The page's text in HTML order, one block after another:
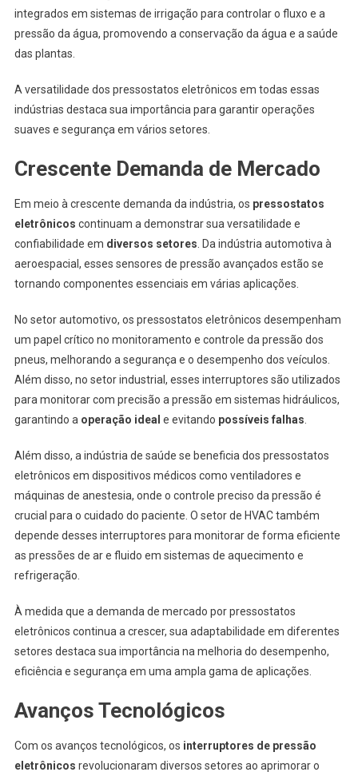
integrados em sistemas de irrigação para controlar o fluxo e a
pressão da água, promovendo a conservação da água e a saúde
das plantas.
A versatilidade dos pressostatos eletrônicos em todas essas
indústrias destaca sua importância para garantir operações
suaves e segurança em vários setores.
Crescente Demanda de Mercado
Em meio à crescente demanda da indústria, os pressostatos
eletrônicos continuam a demonstrar sua versatilidade e
confiabilidade em diversos setores. Da indústria automotiva à
aeroespacial, esses sensores de pressão avançados estão se
tornando componentes essenciais em várias aplicações.
No setor automotivo, os pressostatos eletrônicos desempenham
um papel crítico no monitoramento e controle da pressão dos
pneus, melhorando a segurança e o desempenho dos veículos.
Além disso, no setor industrial, esses interruptores são utilizados
para monitorar com precisão a pressão em sistemas hidráulicos,
garantindo a operação ideal e evitando possíveis falhas.
Além disso, a indústria de saúde se beneficia dos pressostatos
eletrônicos em dispositivos médicos como ventiladores e
máquinas de anestesia, onde o controle preciso da pressão é
crucial para o cuidado do paciente. O setor de HVAC também
depende desses interruptores para monitorar de forma eficiente
as pressões de ar e fluido em sistemas de aquecimento e
refrigeração.
À medida que a demanda de mercado por pressostatos
eletrônicos continua a crescer, sua adaptabilidade em diferentes
setores destaca sua importância na melhoria do desempenho,
eficiência e segurança em uma ampla gama de aplicações.
Avanços Tecnológicos
Com os avanços tecnológicos, os interruptores de pressão
eletrônicos revolucionaram diversos setores ao aprimorar o